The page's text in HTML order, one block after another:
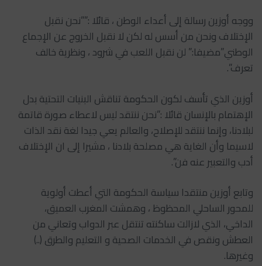
ووجه أوزين رسالة إلى أعداء الوطن ، قائلا :””نحن نقبل
الإختلاف ونحن من أسس له لكن لا نقبل الخروج عن الإجماع
الوطني”مضيفا:” لن نقبل اللعب في شرود ، ونظرية خالف
تعرف”.
أوزين الذي تأسف لكون الحكومة تناقش البنيات التحتية بدل
الإهتمام بالإنسان قائلا :”نحن ننتقد ليس لاعطاء صورة قاتمة
لبلادنا، وإنما ننتقد للإصلاح، والعالم يعي جيدا لغة نقد الذات
لاسيما وأن الغاية هي مصلحة بلادنا ، مشيرا إلى ان الإختلاف
أدب والتعبير عنه فن”.
وتابع أوزين منتقدا سياسة الحكومة التي أعطت أولوية
للمحور الساحلي المحظوظ ، وهمشت المغرب العميق،
الداخي، الذي لازالت ساكنته تنتقل عبر الدواب وتعاني من
العطش ونقص في الخدمات الصحية و التعليم والطرق (..)
وغيرها.